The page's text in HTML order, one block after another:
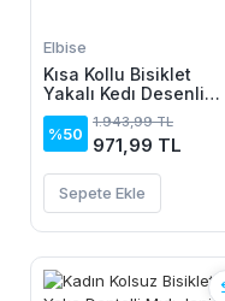
Elbise
Kısa Kollu Bisiklet
Yakalı Kedı Desenli
Midi Vıskon Elbise
%50
1.943,99 TL
971,99 TL
Sepete Ekle